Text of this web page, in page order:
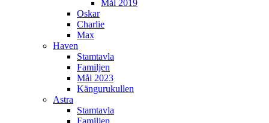
Mål 2019
Oskar
Charlie
Max
Haven
Stamtavla
Familjen
Mål 2023
Kängurukullen
Astra
Stamtavla
Familjen